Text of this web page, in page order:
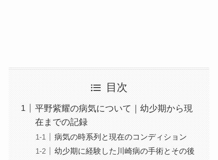
目次
平野紫耀の病気について｜幼少期から現
在までの記録
病気の時系列と現在のコンディション
幼少期に経験した川崎病の手術とその後